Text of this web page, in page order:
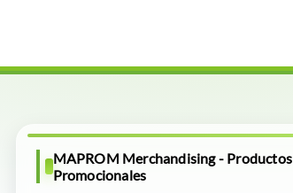
MAPROM Merchandising - Productos
Promocionales